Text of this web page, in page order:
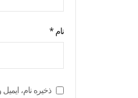
نام *
ذخیره نام،